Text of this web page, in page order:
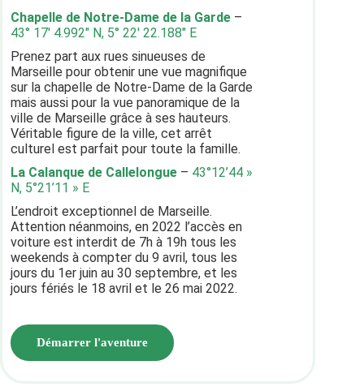
Chapelle de Notre-Dame de la Garde –
43° 17′ 4.992″ N, 5° 22′ 22.188″ E
Prenez part aux rues sinueuses de
Marseille pour obtenir une vue magnifique
sur la chapelle de Notre-Dame de la Garde
mais aussi pour la vue panoramique de la
ville de Marseille grâce à ses hauteurs.
Véritable figure de la ville, cet arrêt
culturel est parfait pour toute la famille.
La Calanque de Callelongue – 43°12’44 »
N, 5°21’11 » E
L’endroit exceptionnel de Marseille.
Attention néanmoins, en 2022 l’accès en
voiture est interdit de 7h à 19h tous les
weekends à compter du 9 avril, tous les
jours du 1er juin au 30 septembre, et les
jours fériés le 18 avril et le 26 mai 2022.
Démarrer l'aventure